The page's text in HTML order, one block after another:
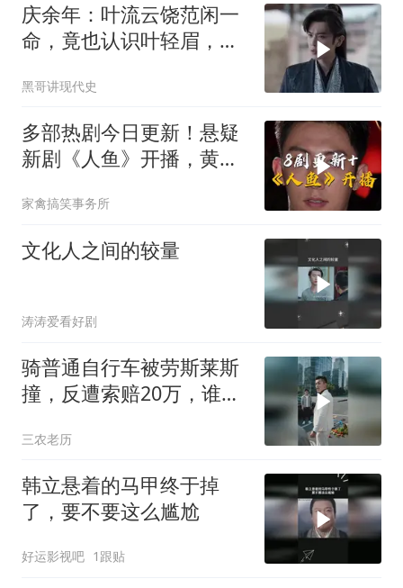
庆余年：叶流云饶范闲一
命，竟也认识叶轻眉，下
黑哥讲现代史
多部热剧今日更新！悬疑
新剧《人鱼》开播，黄景
家禽搞笑事务所
文化人之间的较量
涛涛爱看好剧
骑普通自行车被劳斯莱斯
撞，反遭索赔20万，谁知
三农老历
韩立悬着的马甲终于掉
了，要不要这么尴尬
好运影视吧 1跟贴